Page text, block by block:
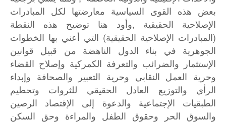
بعض هذه القوى السياسية معارضتها لكل المبادرات
الإصلاحية الحقيقية ,وأود هنا توضيح هذه النقطة
(المبادرات الإصلاحية الحقيقية) التي أعني بها الخطوات
الجوهرية في بناء الدول الناهضة من قبيل قوانين
الإستثمار والضرائب والتعرفة الكمركية وإصلاح القضاء
وحرية العمل النقابي وحرية التعبير والصحافة وإبداء
الرأي والتوزيع العادل الحقيقي للثروات وتحطيم
الطبقيات الإجتماعية والدعوة إلى الإقتصاد الرصين
والسوق الحر وحقوق الطفل والمراءة وحق السكن